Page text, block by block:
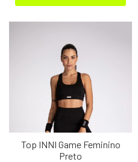
Top INNI Game Feminino
Preto